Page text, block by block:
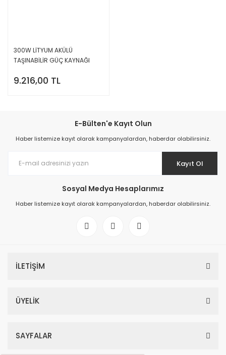
300W LİTYUM AKÜLÜ
TAŞINABİLİR GÜÇ KAYNAĞI
9.216,00 TL
E-Bülten'e Kayıt Olun
Haber listemize kayıt olarak kampanyalardan, haberdar olabilirsiniz.
Kayıt Ol
Sosyal Medya Hesaplarımız
Haber listemize kayıt olarak kampanyalardan, haberdar olabilirsiniz.
İLETİŞİM
ÜYELİK
SAYFALAR